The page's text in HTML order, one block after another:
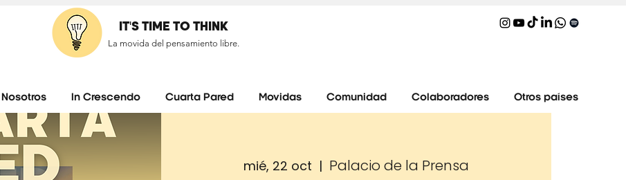
IT'S TIME TO THINK
La movida del pensamiento libre.
Nosotros In Crescendo Cuarta Pared Movidas Comunidad Colaboradores Otros países
mié, 22 oct
  |
Palacio de la Prensa